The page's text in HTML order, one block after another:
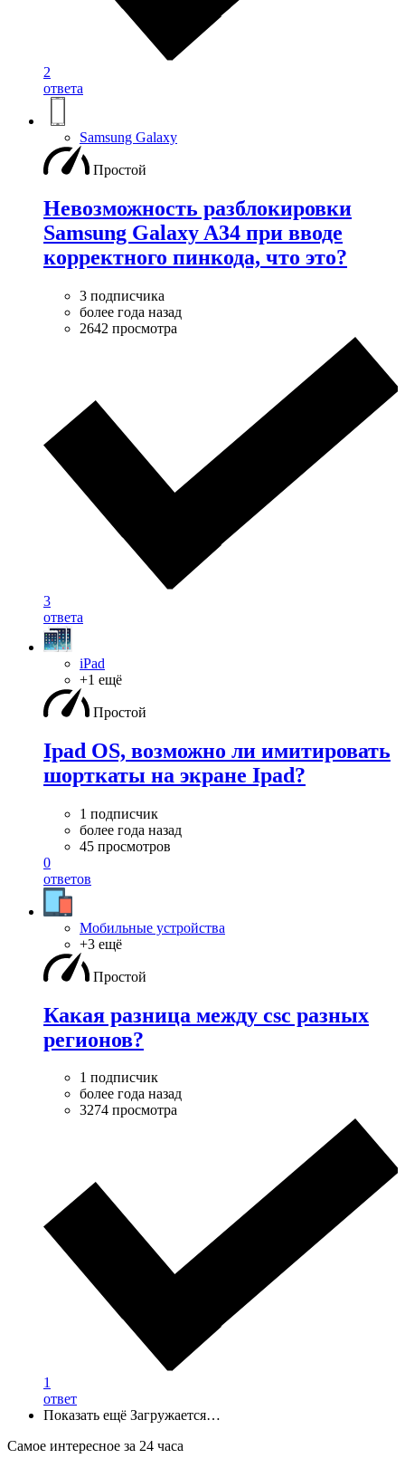
2
ответа
Samsung Galaxy
Простой
Невозможность разблокировки
Samsung Galaxy A34 при вводе
корректного пинкода, что это?
3 подписчика
более года назад
2642 просмотра
3
ответа
iPad
+1 ещё
Простой
Ipad OS, возможно ли имитировать
шорткаты на экране Ipad?
1 подписчик
более года назад
45 просмотров
0
ответов
Мобильные устройства
+3 ещё
Простой
Какая разница между csc разных
регионов?
1 подписчик
более года назад
3274 просмотра
1
ответ
Показать ещё Загружается…
Самое интересное за 24 часа